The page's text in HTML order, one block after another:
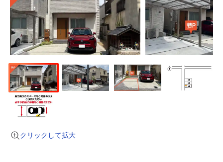
クリックして拡大